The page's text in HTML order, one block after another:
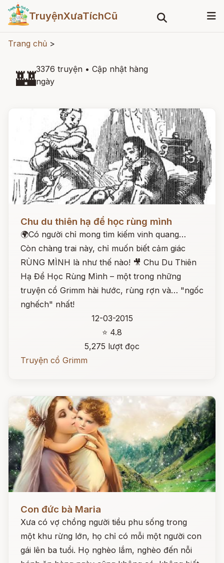
TruyệnXưaTíchCũ
Trang chủ >
🏰3376 truyện • Cập nhật hàng
ngày
Chu du thiên hạ để học rùng mình
🌍Có người chỉ mong tìm kiếm vinh quang…
Còn chàng trai này, chỉ muốn biết cảm giác
RÙNG MÌNH là như thế nào! 🎥 Chu Du Thiên
Hạ Để Học Rùng Mình – một trong những
truyện cổ Grimm hài hước, rùng rợn và… "ngốc
nghếch" nhất!
12-03-2015
⭐ 4.8
5,275 lượt đọc
Truyện cổ Grimm
Con đức bà Maria
Xưa có vợ chồng người tiều phu sống trong
một khu rừng lớn, họ chỉ có mỗi một người con
gái lên ba tuổi. Họ nghèo lắm, nghèo đến nỗi